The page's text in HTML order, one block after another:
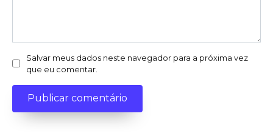
Salvar meus dados neste navegador para a próxima vez
que eu comentar.